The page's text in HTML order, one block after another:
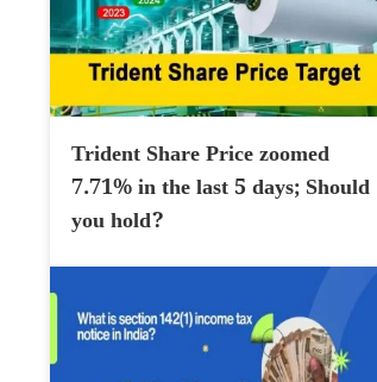
Trident Share Price zoomed
7.71% in the last 5 days; Should
you hold?